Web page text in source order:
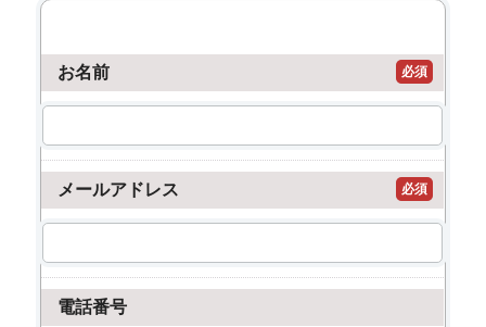
お名前 必須
メールアドレス 必須
電話番号